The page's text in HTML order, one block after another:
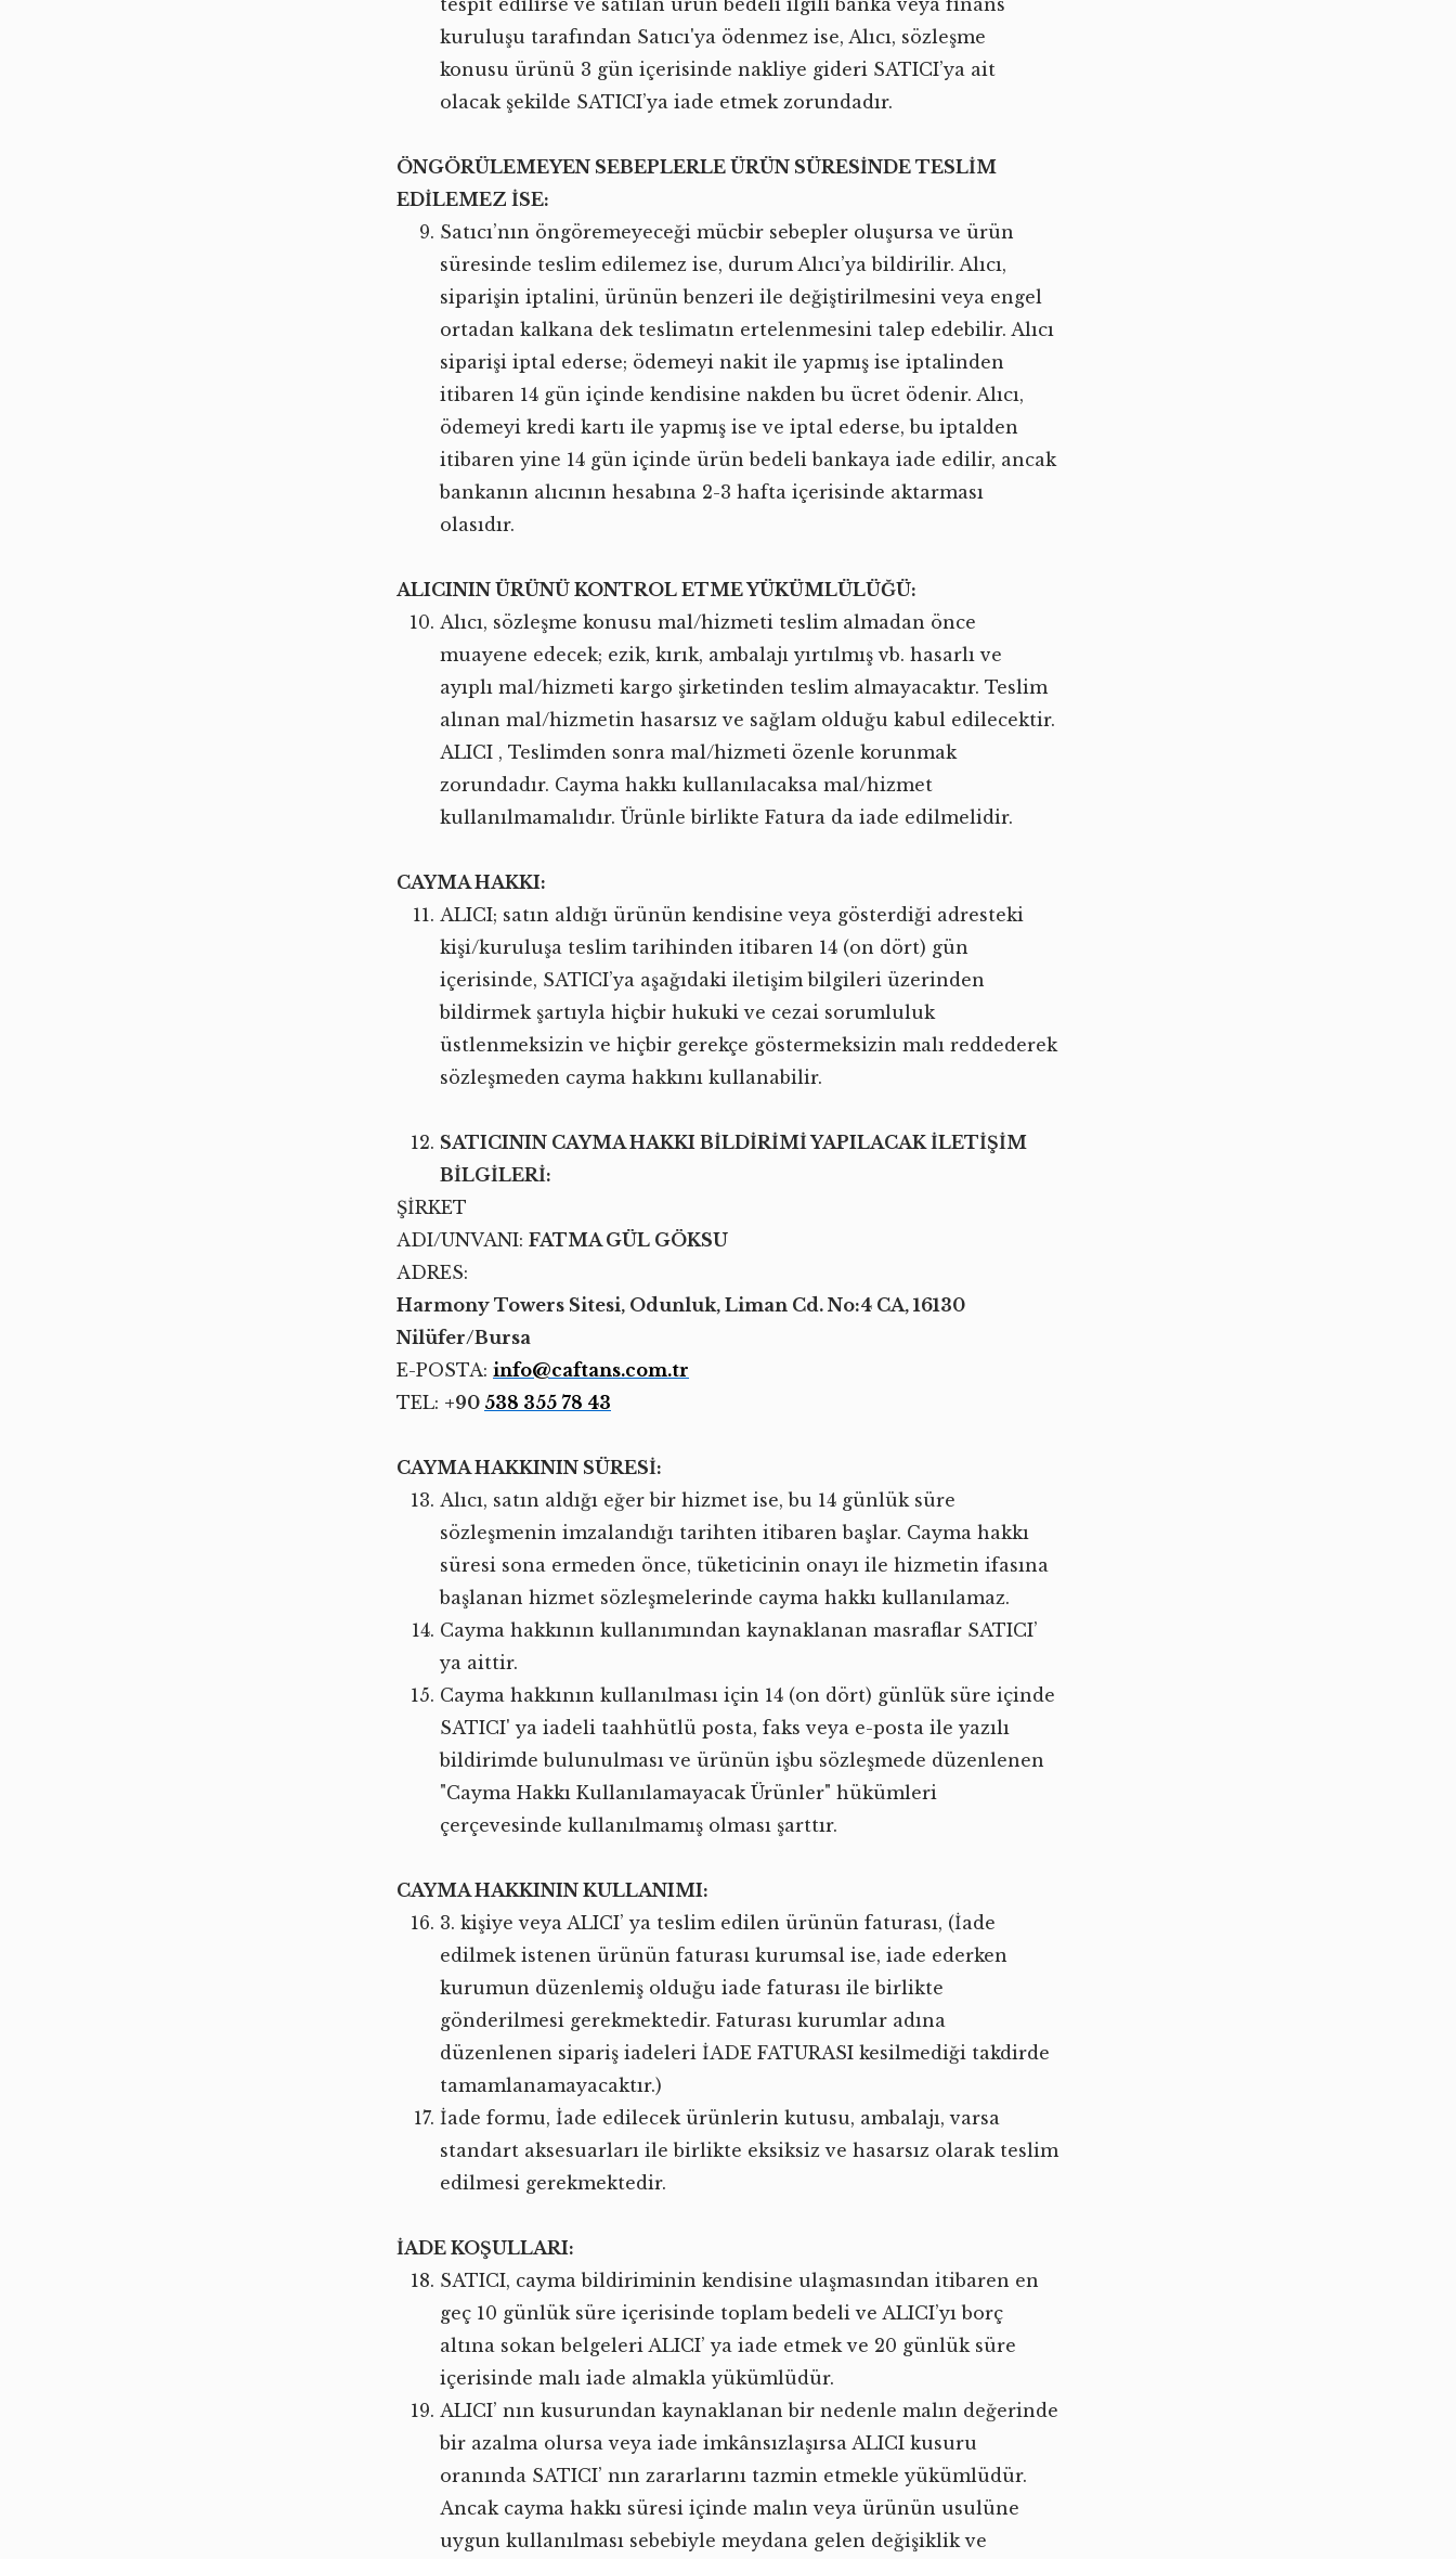
tespit edilirse ve satılan ürün bedeli ilgili banka veya finans
kuruluşu tarafından Satıcı'ya ödenmez ise, Alıcı, sözleşme
konusu ürünü 3 gün içerisinde nakliye gideri SATICI’ya ait
olacak şekilde SATICI’ya iade etmek zorundadır.
ÖNGÖRÜLEMEYEN SEBEPLERLE ÜRÜN SÜRESİNDE TESLİM
EDİLEMEZ İSE:
Satıcı’nın öngöremeyeceği mücbir sebepler oluşursa ve ürün
süresinde teslim edilemez ise, durum Alıcı’ya bildirilir. Alıcı,
siparişin iptalini, ürünün benzeri ile değiştirilmesini veya engel
ortadan kalkana dek teslimatın ertelenmesini talep edebilir. Alıcı
siparişi iptal ederse; ödemeyi nakit ile yapmış ise iptalinden
itibaren 14 gün içinde kendisine nakden bu ücret ödenir. Alıcı,
ödemeyi kredi kartı ile yapmış ise ve iptal ederse, bu iptalden
itibaren yine 14 gün içinde ürün bedeli bankaya iade edilir, ancak
bankanın alıcının hesabına 2-3 hafta içerisinde aktarması
olasıdır.
ALICININ ÜRÜNÜ KONTROL ETME YÜKÜMLÜLÜĞÜ:
Alıcı, sözleşme konusu mal/hizmeti teslim almadan önce
muayene edecek; ezik, kırık, ambalajı yırtılmış vb. hasarlı ve
ayıplı mal/hizmeti kargo şirketinden teslim almayacaktır. Teslim
alınan mal/hizmetin hasarsız ve sağlam olduğu kabul edilecektir.
ALICI , Teslimden sonra mal/hizmeti özenle korunmak
zorundadır. Cayma hakkı kullanılacaksa mal/hizmet
kullanılmamalıdır. Ürünle birlikte Fatura da iade edilmelidir.
CAYMA HAKKI:
ALICI; satın aldığı ürünün kendisine veya gösterdiği adresteki
kişi/kuruluşa teslim tarihinden itibaren 14 (on dört) gün
içerisinde, SATICI’ya aşağıdaki iletişim bilgileri üzerinden
bildirmek şartıyla hiçbir hukuki ve cezai sorumluluk
üstlenmeksizin ve hiçbir gerekçe göstermeksizin malı reddederek
sözleşmeden cayma hakkını kullanabilir.
SATICININ CAYMA HAKKI BİLDİRİMİ YAPILACAK İLETİŞİM
BİLGİLERİ:
ŞİRKET
ADI/UNVANI: FATMA GÜL GÖKSU
ADRES:
Harmony Towers Sitesi, Odunluk, Liman Cd. No:4 CA, 16130
Nilüfer/Bursa
E-POSTA: info@caftans.com.tr
TEL: +90 538 355 78 43
CAYMA HAKKININ SÜRESİ:
Alıcı, satın aldığı eğer bir hizmet ise, bu 14 günlük süre
sözleşmenin imzalandığı tarihten itibaren başlar. Cayma hakkı
süresi sona ermeden önce, tüketicinin onayı ile hizmetin ifasına
başlanan hizmet sözleşmelerinde cayma hakkı kullanılamaz.
Cayma hakkının kullanımından kaynaklanan masraflar SATICI’
ya aittir.
Cayma hakkının kullanılması için 14 (on dört) günlük süre içinde
SATICI' ya iadeli taahhütlü posta, faks veya e-posta ile yazılı
bildirimde bulunulması ve ürünün işbu sözleşmede düzenlenen
"Cayma Hakkı Kullanılamayacak Ürünler" hükümleri
çerçevesinde kullanılmamış olması şarttır.
CAYMA HAKKININ KULLANIMI:
3. kişiye veya ALICI’ ya teslim edilen ürünün faturası, (İade
edilmek istenen ürünün faturası kurumsal ise, iade ederken
kurumun düzenlemiş olduğu iade faturası ile birlikte
gönderilmesi gerekmektedir. Faturası kurumlar adına
düzenlenen sipariş iadeleri İADE FATURASI kesilmediği takdirde
tamamlanamayacaktır.)
İade formu, İade edilecek ürünlerin kutusu, ambalajı, varsa
standart aksesuarları ile birlikte eksiksiz ve hasarsız olarak teslim
edilmesi gerekmektedir.
İADE KOŞULLARI:
SATICI, cayma bildiriminin kendisine ulaşmasından itibaren en
geç 10 günlük süre içerisinde toplam bedeli ve ALICI’yı borç
altına sokan belgeleri ALICI’ ya iade etmek ve 20 günlük süre
içerisinde malı iade almakla yükümlüdür.
ALICI’ nın kusurundan kaynaklanan bir nedenle malın değerinde
bir azalma olursa veya iade imkânsızlaşırsa ALICI kusuru
oranında SATICI’ nın zararlarını tazmin etmekle yükümlüdür.
Ancak cayma hakkı süresi içinde malın veya ürünün usulüne
uygun kullanılması sebebiyle meydana gelen değişiklik ve